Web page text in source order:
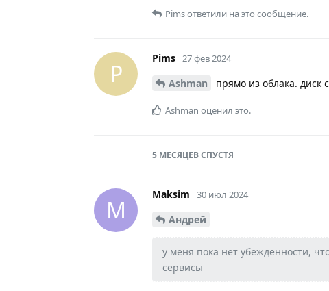
Pimsответили на это сообщение.
P
Pims 27 фев 2024
Ashman прямо из облака. диск
Ashman оценил это.
5 МЕСЯЦЕВСПУСТЯ
M
Maksim 30 июл 2024
Андрей
у меня пока нет убежденности,
сервисы